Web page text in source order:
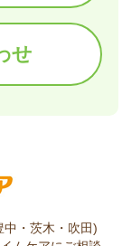
せ
・茨木・吹田)